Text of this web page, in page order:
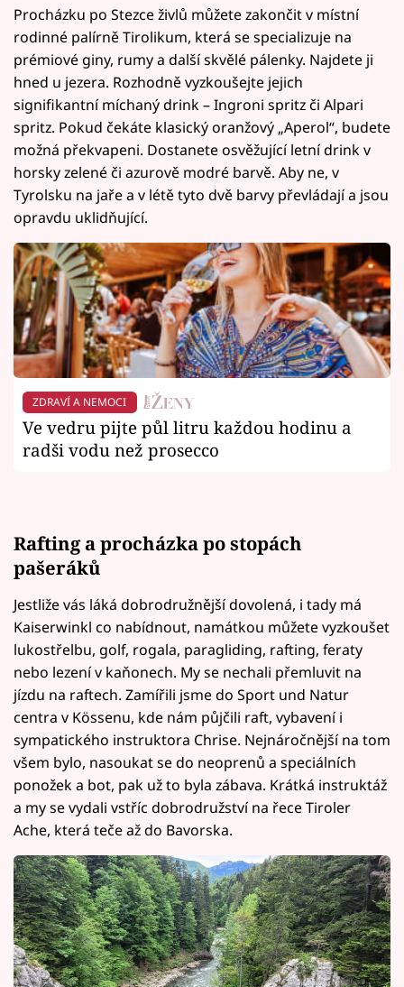
Procházku po Stezce živlů můžete zakončit v místní
rodinné palírně Tirolikum, která se specializuje na
prémiové giny, rumy a další skvělé pálenky. Najdete ji
hned u jezera. Rozhodně vyzkoušejte jejich
signifikantní míchaný drink – Ingroni spritz či Alpari
spritz. Pokud čekáte klasický oranžový „Aperol“, budete
možná překvapeni. Dostanete osvěžující letní drink v
horsky zelené či azurově modré barvě. Aby ne, v
Tyrolsku na jaře a v létě tyto dvě barvy převládají a jsou
opravdu uklidňující.
ZDRAVÍ A NEMOCI
Ve vedru pijte půl litru každou hodinu a
radši vodu než prosecco
Rafting a procházka po stopách
pašeráků
Jestliže vás láká dobrodružnější dovolená, i tady má
Kaiserwinkl co nabídnout, namátkou můžete vyzkoušet
lukostřelbu, golf, rogala, paragliding, rafting, feraty
nebo lezení v kaňonech. My se nechali přemluvit na
jízdu na raftech. Zamířili jsme do Sport und Natur
centra v Kössenu, kde nám půjčili raft, vybavení i
sympatického instruktora Chrise. Nejnáročnější na tom
všem bylo, nasoukat se do neoprenů a speciálních
ponožek a bot, pak už to byla zábava. Krátká instruktáž
a my se vydali vstříc dobrodružství na řece Tiroler
Ache, která teče až do Bavorska.